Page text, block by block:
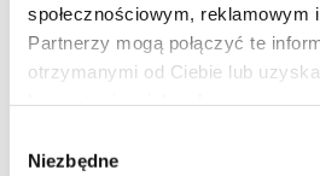
społecznościowym, reklamowym
Partnerzy mogą połączyć te
otrzymanymi od Ciebie lub
zgody
Niezbędne
[PL]
Przez dziesięć lat norweski filmowiec
niezwykłe życie niedźwiedzicy polarnej
walczącej o wychowanie swoich
zmian klimatycznych w Svalbardzie –
miejscu na Ziemi. Konfrontując się z